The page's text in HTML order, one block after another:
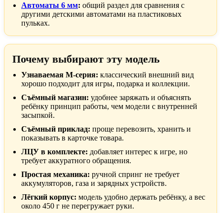
Автоматы 6 мм: общий раздел для сравнения с
другими детскими автоматами на пластиковых
пульках.
Почему выбирают эту модель
Узнаваемая М-серия: классический внешний вид
хорошо подходит для игры, подарка и коллекции.
Съёмный магазин: удобнее заряжать и объяснять
ребёнку принцип работы, чем модели с внутренней
засыпкой.
Съёмный приклад: проще перевозить, хранить и
показывать в карточке товара.
ЛЦУ в комплекте: добавляет интерес к игре, но
требует аккуратного обращения.
Простая механика: ручной спринг не требует
аккумуляторов, газа и зарядных устройств.
Лёгкий корпус: модель удобно держать ребёнку, а вес
около 450 г не перегружает руки.